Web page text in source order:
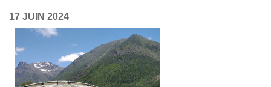
17 JUIN 2024